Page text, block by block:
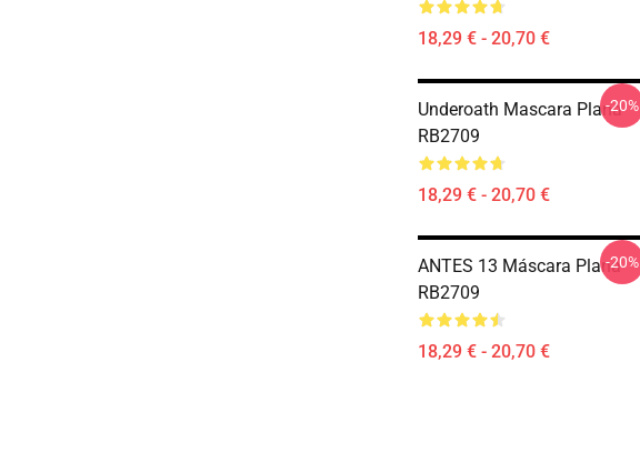
18,29 € - 20,70 €
Underoath Mascara Plana
RB2709
18,29 € - 20,70 €
-20%
ANTES 13 Máscara Plana
RB2709
18,29 € - 20,70 €
-20%